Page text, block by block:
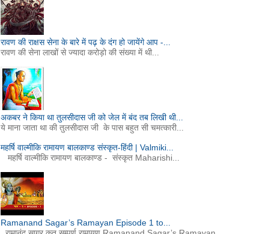
रावण की राक्षस सेना के बारे में पढ़ के दंग हो जायेंगे आप -...
रावण की सेना लाखों से ज्यादा करोड़ो की संख्या में थी...
अकबर ने किया था तुलसीदास जी को जेल में बंद तब लिखी थी...
ये माना जाता था की तुलसीदास जी के पास बहुत सी चमत्कारी...
महर्षि वाल्मीकि रामायण बालकाण्ड संस्कृत-हिंदी | Valmiki...
महर्षि वाल्मीकि रामायण बालकाण्ड - संस्कृत Maharishi...
Ramanand Sagar’s Ramayan Episode 1 to...